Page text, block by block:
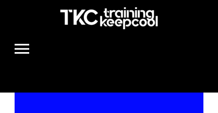
Toggle
HOME